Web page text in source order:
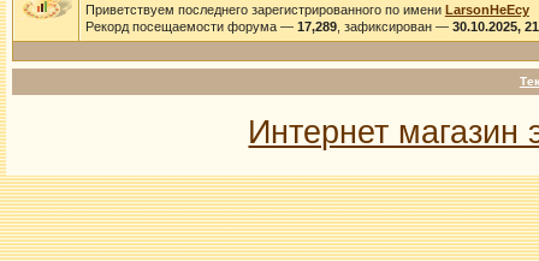
Приветствуем последнего зарегистрированного по имени LarsonHeEcy
Рекорд посещаемости форума — 17,289, зафиксирован — 30.10.2025,
Интернет